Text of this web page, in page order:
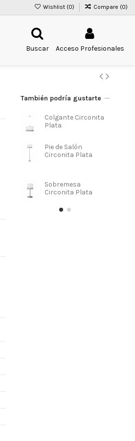
Wishlist (0) Compare (0)
Buscar Acceso Profesionales
También podría gustarte
Colgante Circonita
Plata
Pie de Salón
Circonita Plata
Sobremesa
Circonita Plata